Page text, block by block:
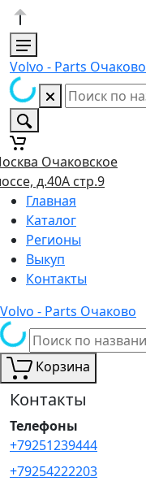
Volvo - Parts Очаково
Очаковское
д.40А стр.9
Главная
Каталог
Регионы
Выкуп
Контакты
Volvo - Parts Очаково
Корзина
Контакты
Телефоны
+79251239444
+79254222203